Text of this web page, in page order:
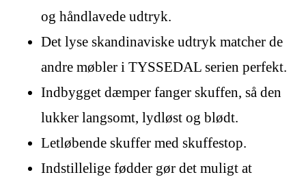
og håndlavede udtryk.
Det lyse skandinaviske udtryk matcher de
andre møbler i TYSSEDAL serien perfekt.
Indbygget dæmper fanger skuffen, så den
lukker langsomt, lydløst og blødt.
Letløbende skuffer med skuffestop.
Indstillelige fødder gør det muligt at